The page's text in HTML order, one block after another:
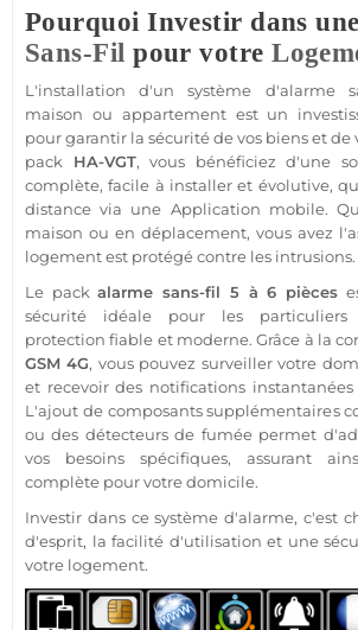
Pourquoi Investir dans
Sans-Fil pour votre
L'installation d'unsystème d'alarme
maison ou appartementest un
pour garantir la sécuritéde vos biens et de
pack
HA-VGT, vous bénéficiez d'une
complète, facile à installer et évolutive,
distance via une Application mobile.
maison ou en déplacement, vous avez
logementest protégé contre les intrusions.
Le pack alarme sans-fil 5 à 6 pièces
sécurité idéale pour les particuliers
protection fiable et moderne. Grâce à la
GSM 4G, vous pouvez surveiller votre
et recevoir des notifications
L'ajout de composants supplémentaires
ou des détecteurs de fumée permet
vos besoins spécifiques, assurant
complète pour votre domicile.
Investir dans cesystème d'alarme, c'est
d'esprit, la facilité d'utilisation et une
votre logement.